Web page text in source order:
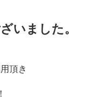
いました。
頂き